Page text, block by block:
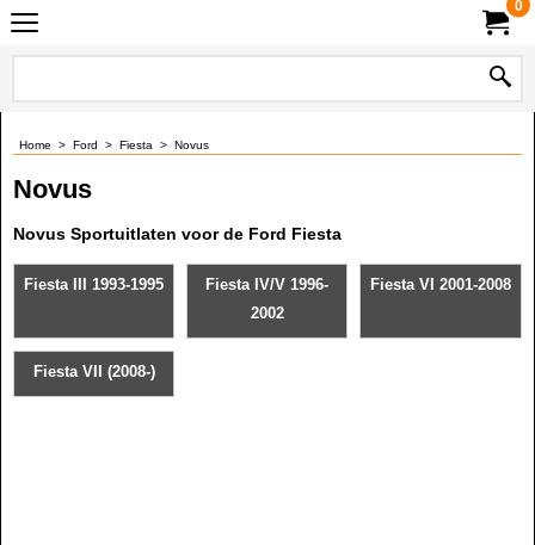
0
Home > Ford > Fiesta > Novus
Novus
Novus Sportuitlaten voor de Ford Fiesta
Fiesta III 1993-1995
Fiesta IV/V 1996-
2002
Fiesta VI 2001-2008
Fiesta VII (2008-)